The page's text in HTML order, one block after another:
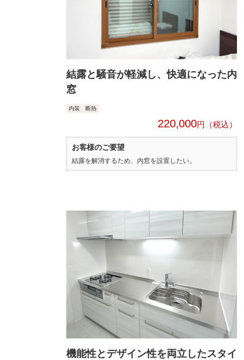
結露と騒音が軽減し、快適になった内
窓
内装 断熱
220,000円
お客様のご要望
結露を解消するため、内窓を設置したい。
機能性とデザイン性を両立したスタイ